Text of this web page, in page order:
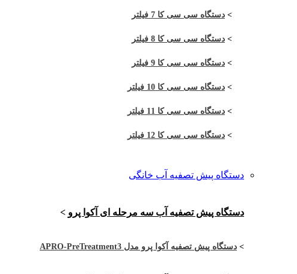
> دستگاه سی سی کا 7 فیلتر
> دستگاه سی سی کا 8 فیلتر
> دستگاه سی سی کا 9 فیلتر
> دستگاه سی سی کا 10 فیلتر
> دستگاه سی سی کا 11 فیلتر
> دستگاه سی سی کا 12 فیلتر
دستگاه پیش تصفیه آب خانگی
دستگاه پیش تصفیه آب سه مرحله ای آکوا پرو >
> دستگاه پیش تصفیه آکوا پرو مدل APRO-PreTreatment3